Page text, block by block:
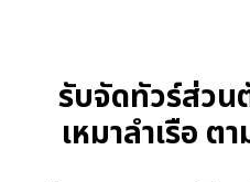
รับจัดทัวร์ส่วน
เหมาลำเรือ ต